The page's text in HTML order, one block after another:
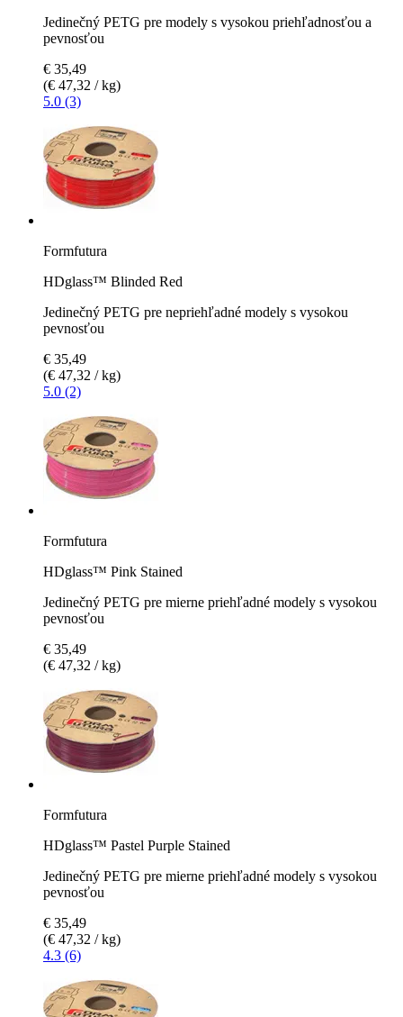
Jedinečný PETG pre modely s vysokou priehľadnosťou a
pevnosťou
€ 35,49
(€ 47,32 / kg)
5.0 (3)
Formfutura
HDglass™ Blinded Red
Jedinečný PETG pre nepriehľadné modely s vysokou
pevnosťou
€ 35,49
(€ 47,32 / kg)
5.0 (2)
Formfutura
HDglass™ Pink Stained
Jedinečný PETG pre mierne priehľadné modely s vysokou
pevnosťou
€ 35,49
(€ 47,32 / kg)
Formfutura
HDglass™ Pastel Purple Stained
Jedinečný PETG pre mierne priehľadné modely s vysokou
pevnosťou
€ 35,49
(€ 47,32 / kg)
4.3 (6)